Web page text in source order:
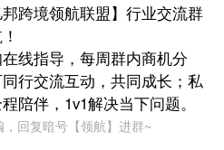
跨境领航联盟】行业交流群
线指导，每周群内商机分
行交流互动，共同成长；私
陪伴，1v1解决当下问题。
，回复暗号【领航】进群~